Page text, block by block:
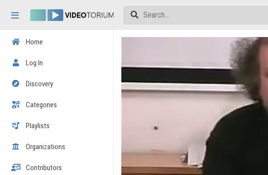
Home
Log In
Discovery
Categories
Playlists
Organizations
Contributors